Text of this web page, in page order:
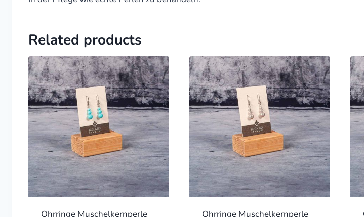
Related products
Ohrringe Muschelkernperle
Ohrringe Muschelkernperle